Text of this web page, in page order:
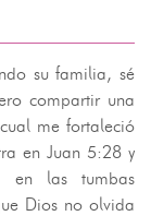
su familia, sé
compartir una
me fortaleció
en Juan 5:28 y
en las tumbas
Dios no olvida